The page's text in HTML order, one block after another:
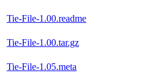
Tie-File-1.00.readme
Tie-File-1.00.tar.gz
Tie-File-1.05.meta